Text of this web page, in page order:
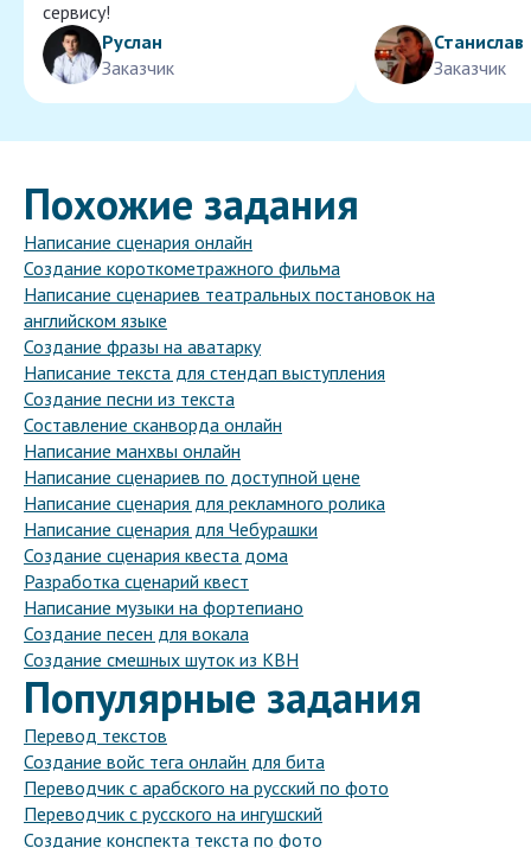
сервису!
Руслан
Заказчик
Станислав
Заказчик
Похожие задания
Написание сценария онлайн
Создание короткометражного фильма
Написание сценариев театральных постановок на
английском языке
Создание фразы на аватарку
Написание текста для стендап выступления
Создание песни из текста
Составление сканворда онлайн
Написание манхвы онлайн
Написание сценариев по доступной цене
Написание сценария для рекламного ролика
Написание сценария для Чебурашки
Создание сценария квеста дома
Разработка сценарий квест
Написание музыки на фортепиано
Создание песен для вокала
Создание смешных шуток из КВН
Популярные задания
Перевод текстов
Создание войс тега онлайн для бита
Переводчик с арабского на русский по фото
Переводчик с русского на ингушский
Создание конспекта текста по фото